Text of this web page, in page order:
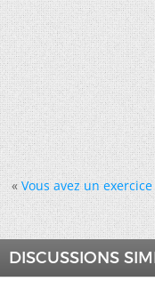
« Vous avez un
DISCUSSIONS